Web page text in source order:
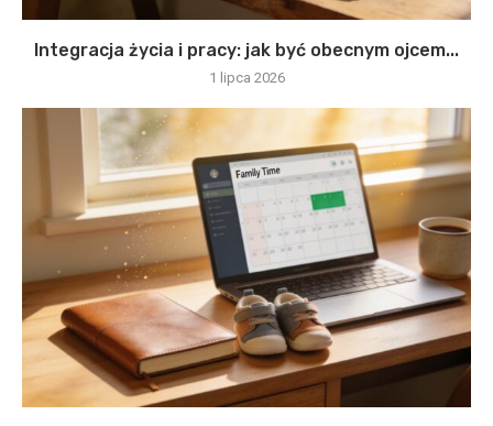
Integracja życia i pracy: jak być obecnym ojcem...
1 lipca 2026